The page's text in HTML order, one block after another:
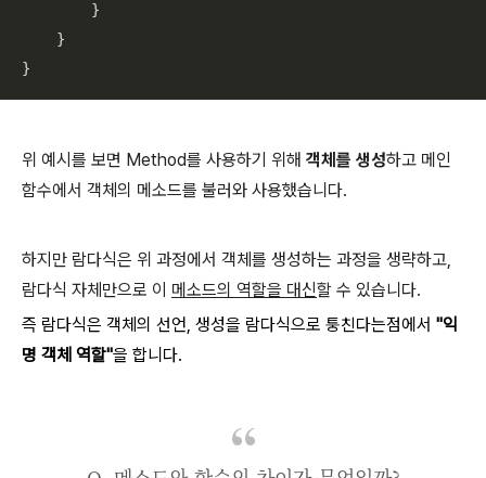
        }
    }
}
위 예시를 보면 Method를 사용하기 위해 객체를 생성하고 메인
함수에서 객체의 메소드를 불러와 사용했습니다.
하지만 람다식은 위 과정에서 객체를 생성하는 과정을 생략하고,
람다식 자체만으로 이 메소드의 역할을 대신할 수 있습니다.
즉 람다식은 객체의 선언, 생성을 람다식으로 퉁친다는점에서 "익
명 객체 역할"을 합니다.